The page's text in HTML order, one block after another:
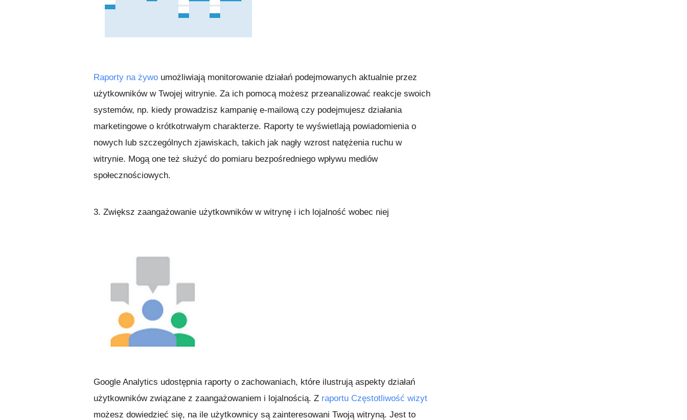
Raporty na żywo umożliwiają monitorowanie działań podejmowanych aktualnie przez
użytkowników w Twojej witrynie. Za ich pomocą możesz przeanalizować reakcje swoich
systemów, np. kiedy prowadzisz kampanię e-mailową czy podejmujesz działania
marketingowe o krótkotrwałym charakterze. Raporty te wyświetlają powiadomienia o
nowych lub szczególnych zjawiskach, takich jak nagły wzrost natężenia ruchu w
witrynie. Mogą one też służyć do pomiaru bezpośredniego wpływu mediów
społecznościowych.
3. Zwiększ zaangażowanie użytkowników w witrynę i ich lojalność wobec niej
Google Analytics udostępnia raporty o zachowaniach, które ilustrują aspekty działań
użytkowników związane z zaangażowaniem i lojalnością. Z raportu Częstotliwość wizyt
możesz dowiedzieć się, na ile użytkownicy są zainteresowani Twoją witryną. Jest to